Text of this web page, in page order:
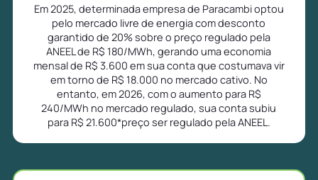
Em 2025, determinada empresa de Paracambi optou
pelo mercado livre de energia com desconto
garantido de 20% sobre o preço regulado pela
ANEEL de R$ 180/MWh, gerando uma economia
mensal de R$ 3.600 em sua conta que costumava vir
em torno de R$ 18.000 no mercado cativo. No
entanto, em 2026, com o aumento para R$
240/MWh no mercado regulado, sua conta subiu
para R$ 21.600*preço ser regulado pela ANEEL.